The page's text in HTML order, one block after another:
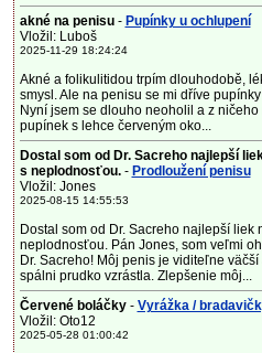
akné na penisu- Pupínky u ochlupení
Vložil: Luboš
2025-11-29 18:24:24
Akné a folikulitidou trpím dlouhodobě,
smysl. Ale na penisu se mi dříve
Nyní jsem se dlouho neoholil a z
pupínek s lehce červeným oko...
Dostal som od Dr. Sacreho najlepší
s neplodnosťou.- Prodloužení penisu
Vložil: Jones
2025-08-15 14:55:53
Dostal som od Dr. Sacreho najlepší
neplodnosťou. Pán Jones, som veľmi
Dr. Sacreho! Môj penis je viditeľne
spálni prudko vzrástla. Zlepšenie môj...
Červené boláčky - Vyrážka /
Vložil: Oto12
2025-05-28 01:00:42